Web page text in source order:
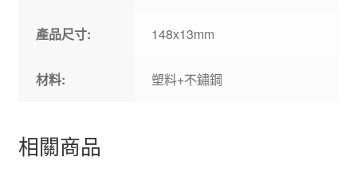
產品尺寸: 148x13mm
材料: 塑料+不鏽鋼
相關商品